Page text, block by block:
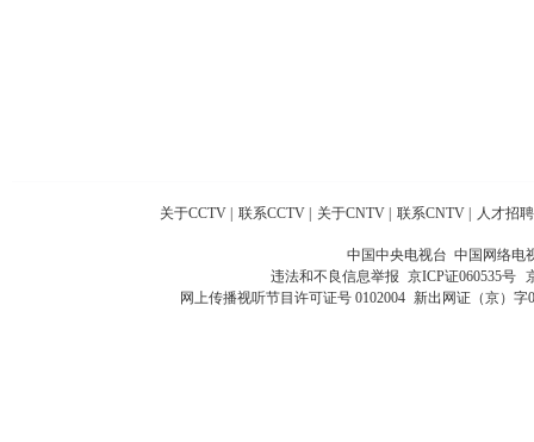
关于CCTV 联系CCTV 关于CNTV 联系CNTV 人才招聘
中国中央电视台 中国网络电
违法和不良信息举报 京ICP证060535号
网上传播视听节目许可证号 0102004 新出网证（京）